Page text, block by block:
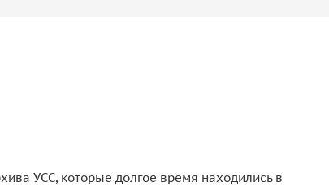
УСС, которые долгое время находились в